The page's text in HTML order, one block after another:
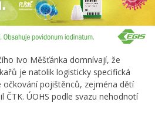
Ivo Měšťánka domnívají, že
je natolik logisticky specifická
očkování pojištěnců, zejména dětí
ÚOHS podle svazu nehodnotí